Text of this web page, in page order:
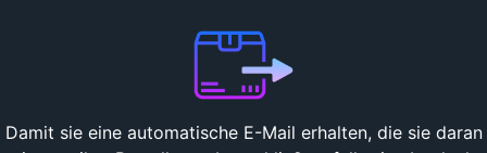
Damit sie eine automatische E-Mail erhalten, die sie daran